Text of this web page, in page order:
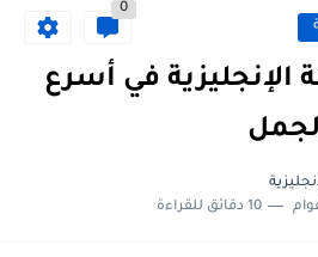
0
الإنجليزية في أسرع
10 دقائق للقراءة